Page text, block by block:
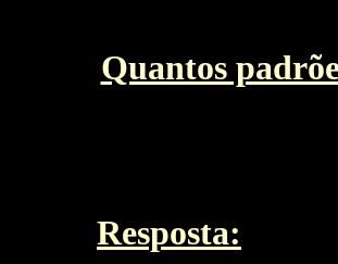
Quantos
Resposta: